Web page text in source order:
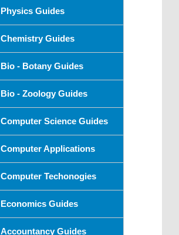
Physics Guides
Chemistry Guides
Bio - Botany Guides
Bio - Zoology Guides
Computer Science Guides
Computer Applications
Computer Techonogies
Economics Guides
Accountancy Guides